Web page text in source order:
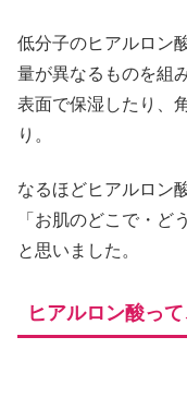
低分子のヒアルロン
量が異なるものを組
表面で保湿したり、
り。
なるほどヒアルロン
「お肌のどこで・ど
と思いました。
ヒアルロン酸っ